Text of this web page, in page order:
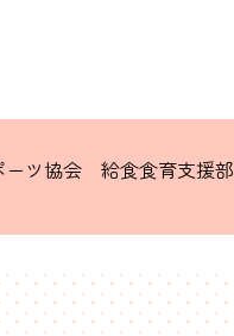
ーツ協会 給食食育支援部